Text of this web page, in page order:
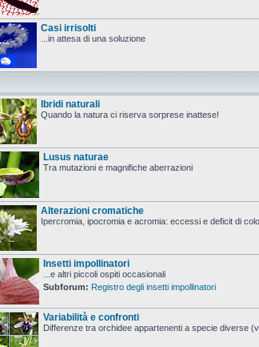
Casi irrisolti
...in attesa di una soluzione
Ibridi naturali
Quando la natura ci riserva sorprese inattese!
Lusus naturae
Tra mutazioni e magnifiche aberrazioni
Alterazioni cromatiche
Ipercromia, ipocromia e acromia: eccessi e deficit di
Insetti impollinatori
...e altri piccoli ospiti occasionali
Subforum: Registro degli insetti impollinatori
Variabilità e confronti
Differenze tra orchidee appartenenti a specie diverse